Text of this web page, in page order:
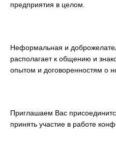
предприятия в целом.
Неформальная и
располагает к общению и
опытом и договоренностям о
Приглашаем Вас
принять участие в работе